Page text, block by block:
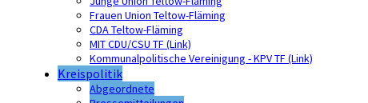
Frauen Union Teltow-Fläming
CDA Teltow-Fläming
MIT CDU/CSU TF (Link)
Kommunalpolitische Vereinigung - KPV TF (Link)
Kreispolitik
Abgeordnete